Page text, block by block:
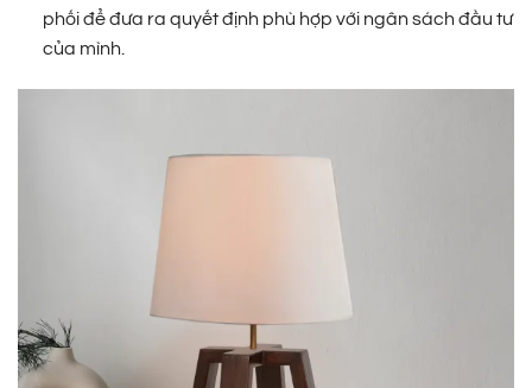
phối để đưa ra quyết định phù hợp với ngân sách đầu tư
của mình.